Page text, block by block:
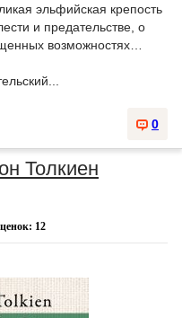
эльфийская крепость
и предательстве, о
возможностях…
0
Толкиен
12